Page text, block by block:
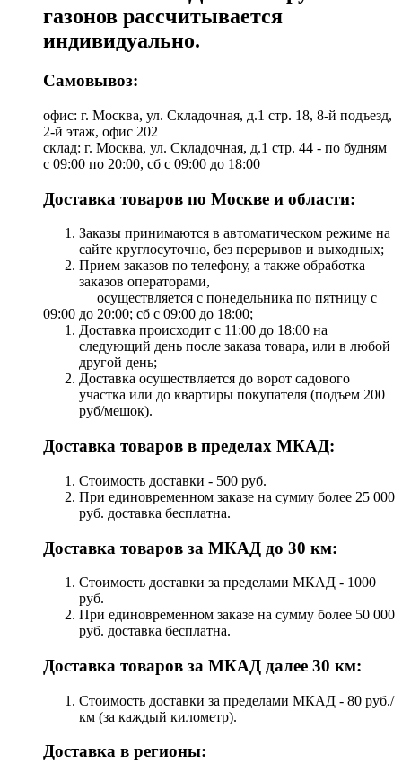
газонов рассчитывается
индивидуально.
Самовывоз:
офис: г. Москва, ул. Складочная, д.1 стр. 18, 8-й подъезд,
2-й этаж, офис 202
склад: г. Москва, ул. Складочная, д.1 стр. 44 - по будням
с 09:00 по 20:00, сб с 09:00 до 18:00
Доставка товаров по Москве и области:
Заказы принимаются в автоматическом режиме на
сайте круглосуточно, без перерывов и выходных;
Прием заказов по телефону, а также обработка
заказов операторами,
осуществляется с понедельника по пятницу с
09:00 до 20:00; сб с 09:00 до 18:00;
Доставка происходит с 11:00 до 18:00 на
следующий день после заказа товара, или в любой
другой день;
Доставка осуществляется до ворот садового
участка или до квартиры покупателя (подъем 200
руб/мешок).
Доставка товаров в пределах МКАД:
Стоимость доставки - 500 руб.
При единовременном заказе на сумму более 25 000
руб. доставка бесплатна.
Доставка товаров за МКАД до 30 км:
Стоимость доставки за пределами МКАД - 1000
руб.
При единовременном заказе на сумму более 50 000
руб. доставка бесплатна.
Доставка товаров за МКАД далее 30 км:
Стоимость доставки за пределами МКАД - 80 руб./
км (за каждый километр).
Доставка в регионы: